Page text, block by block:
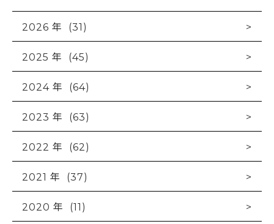
2026 年 (31)
2025 年 (45)
2024 年 (64)
2023 年 (63)
2022 年 (62)
2021 年 (37)
2020 年 (11)